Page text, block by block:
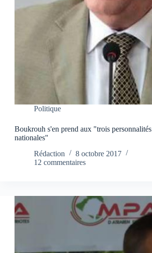
Politique
Boukrouh s'en prend aux "trois personnalités
nationales"
Rédaction
8 octobre 2017
12 commentaires